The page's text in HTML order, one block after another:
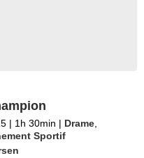
| 1h 30min | Drame
Sportif